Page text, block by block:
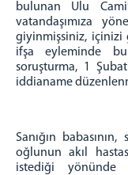
ADALET KOMİSYONU
MAHKEMELER
CEZA
Ağır Ceza
İnfaz
Çocuk
bulunan Ulu
vatandaşımıza
giyinmişsiniz, içinizi
ifşa eyleminde
soruşturma, 1
iddianame
Sanığın
oğlunun akıl
istediği yönünde